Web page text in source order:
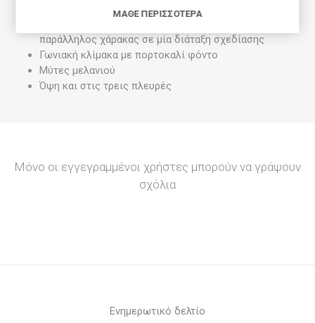
Κατασκευασμένο από πολυστυρένιο
παράλληλος χάρακας σε μία διάταξη σχεδίασης
Γωνιακή κλίμακα με πορτοκαλί φόντο
Μύτες μελανιού
Όψη και στις τρεις πλευρές
Μόνο οι εγγεγραμμένοι χρήστες μπορούν να γράψουν
σχόλια
Ενημερωτικό δελτίο
ΜΆΘΕ ΠΕΡΙΣΣΌΤΕΡΑ